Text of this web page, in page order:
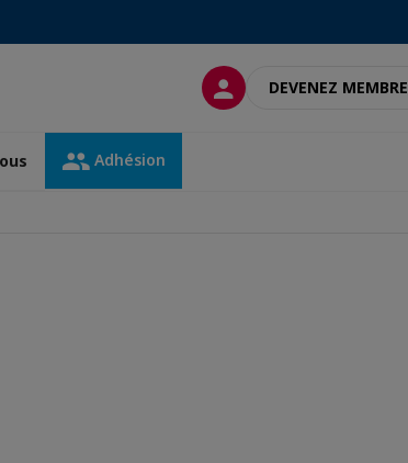
CONNEXIONDEVENEZ MEMBRE
Adhésion